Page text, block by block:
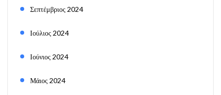
Σεπτέμβριος 2024
Ιούλιος 2024
Ιούνιος 2024
Μάιος 2024